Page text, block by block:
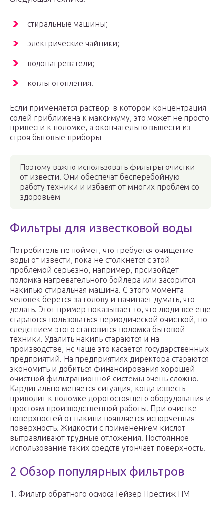
стиральные машины;
электрические чайники;
водонагреватели;
котлы отопления.
Если применяется раствор, в котором концентрация
солей приближена к максимуму, это может не просто
привести к поломке, а окончательно вывести из
строя бытовые приборы
Поэтому важно использовать фильтры очистки
от извести. Они обеспечат бесперебойную
работу техники и избавят от многих проблем со
здоровьем
Фильтры для известковой воды
Потребитель не поймет, что требуется очищение
воды от извести, пока не столкнется с этой
проблемой серьезно, например, произойдет
поломка нагревательного бойлера или засорится
накипью стиральная машина. С этого момента
человек берется за голову и начинает думать, что
делать. Этот пример показывает то, что люди все еще
стараются пользоваться периодической очисткой, но
следствием этого становится поломка бытовой
техники. Удалить накипь стараются и на
производстве, но чаще это касается государственных
предприятий. На предприятиях директора стараются
экономить и добиться финансирования хорошей
очистной фильтрационной системы очень сложно.
Кардинально меняется ситуация, когда известь
приводит к поломке дорогостоящего оборудования и
простоям производственной работы. При очистке
поверхностей от накипи появляется испорченная
поверхность. Жидкости с применением кислот
вытравливают трудные отложения. Постоянное
использование таких средств утончает поверхность.
2 Обзор популярных фильтров
1. Фильтр обратного осмоса Гейзер Престиж ПМ